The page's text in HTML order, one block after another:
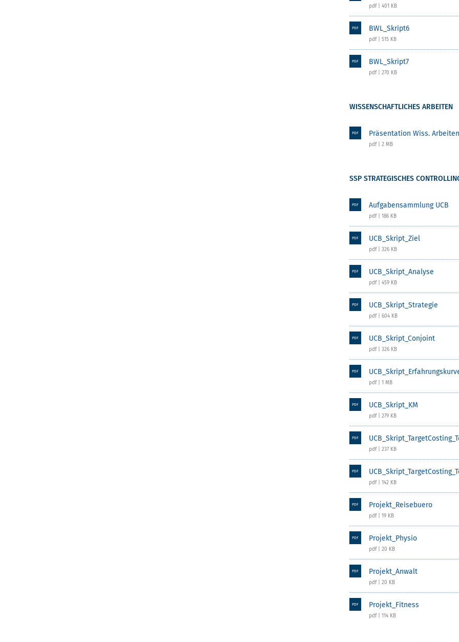
pdf | 401 KB
PDF BWL_Skript6
pdf | 515 KB
PDF BWL_Skript7
pdf | 270 KB
WISSENSCHAFTLICHES ARBEITEN
PDF Präsentation Wiss. Arbeiten
pdf | 2 MB
SSP STRATEGISCHES
PDF Aufgabensammlung UCB
pdf | 186 KB
PDF UCB_Skript_Ziel
pdf | 326 KB
PDF UCB_Skript_Analyse
pdf | 459 KB
PDF UCB_Skript_Strategie
pdf | 604 KB
PDF UCB_Skript_Conjoint
pdf | 326 KB
PDF
pdf | 1 MB
PDF UCB_Skript_KM
pdf | 279 KB
PDF
pdf | 237 KB
PDF
pdf | 142 KB
PDF Projekt_Reisebuero
pdf | 19 KB
PDF Projekt_Physio
pdf | 20 KB
PDF Projekt_Anwalt
pdf | 20 KB
PDF Projekt_Fitness
pdf | 114 KB